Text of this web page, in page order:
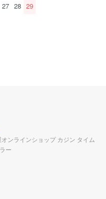
27 28 29
ンラインショップ カジン タイム
ー